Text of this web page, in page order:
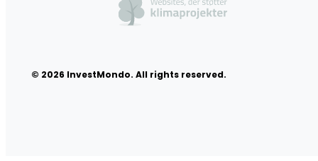
© 2026 InvestMondo. All rights reserved.